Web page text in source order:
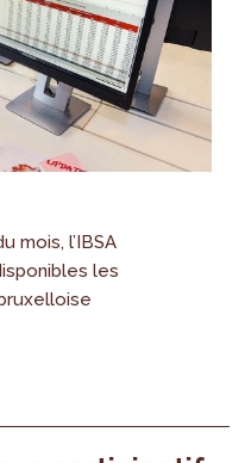
mois, l’IBSA
les